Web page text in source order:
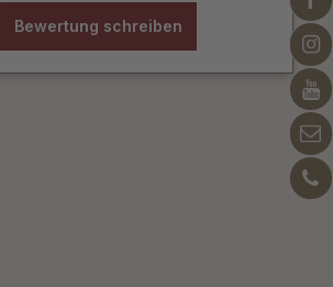
Bewertung schreiben